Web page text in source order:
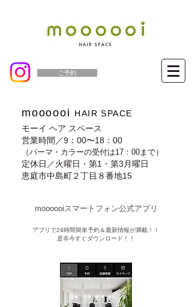
ご予約
moooooi
HAIR SPACE
モーイ ヘア スペース
営業時間／9：00〜18：00
（パーマ・カラーの受付は17：00まで）
定休日／火曜日・第1・第3月曜日
恵庭市中島町２丁目８番地15
moooooiスマートフォン公式アプリ​
​アプリで24時間簡単予約＆最新情報が満載！！
是非今すぐダウンロード！！